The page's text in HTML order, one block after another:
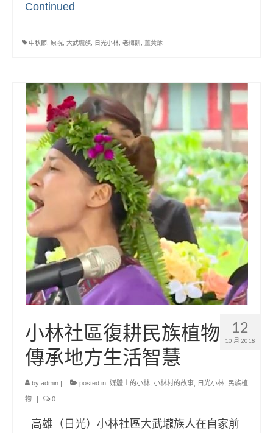
English
Continued
中秋節 原視 大武壠族 日光小林 老梅餅 薑黃酥
12
10 月 2018
小林社區復耕民族植物
傳承地方生活智慧
by admin | posted in: 媒體上的小林 小林村的故事 日光小林 民族植
物 | 0
高雄（日光）小林社區大武壠族人在自家前